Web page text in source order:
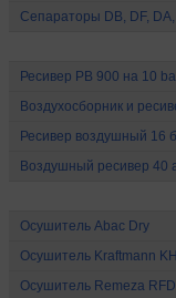
Сепараторы DB, DF,
Ресивер РВ 900 на 10
Воздухосборник и
Ресивер воздушный 16
Воздушный ресивер 40
Осушитель Abac Dry
Осушитель Kraftmann
Осушитель Remeza RFD